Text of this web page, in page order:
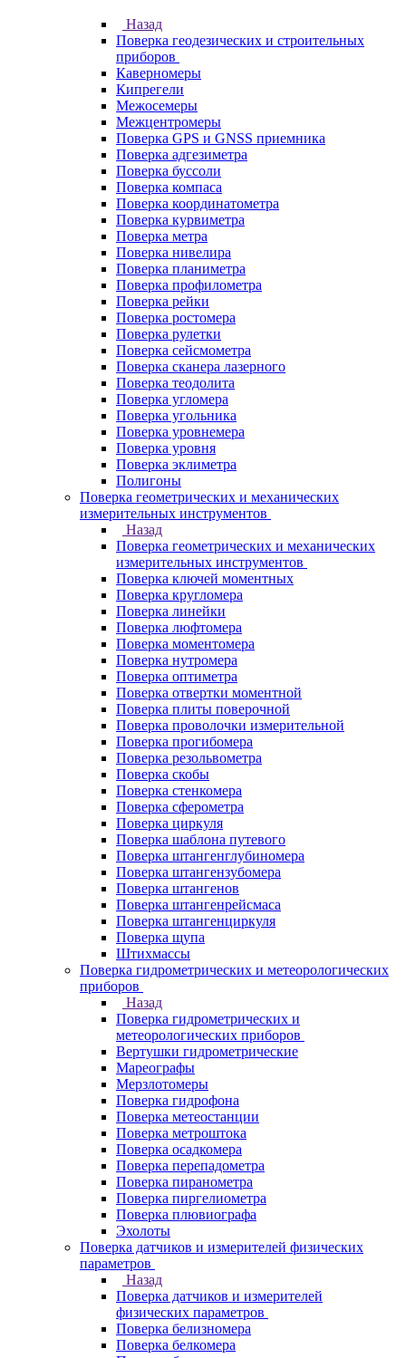
Назад
Поверка геодезических и строительных
приборов
Каверномеры
Кипрегели
Межосемеры
Межцентромеры
Поверка GPS и GNSS приемника
Поверка адгезиметра
Поверка буссоли
Поверка компаса
Поверка координатометра
Поверка курвиметра
Поверка метра
Поверка нивелира
Поверка планиметра
Поверка профилометра
Поверка рейки
Поверка ростомера
Поверка рулетки
Поверка сейсмометра
Поверка сканера лазерного
Поверка теодолита
Поверка угломера
Поверка угольника
Поверка уровнемера
Поверка уровня
Поверка эклиметра
Полигоны
Поверка геометрических и механических
измерительных инструментов
Назад
Поверка геометрических и механических
измерительных инструментов
Поверка ключей моментных
Поверка кругломера
Поверка линейки
Поверка люфтомера
Поверка моментомера
Поверка нутромера
Поверка оптиметра
Поверка отвертки моментной
Поверка плиты поверочной
Поверка проволочки измерительной
Поверка прогибомера
Поверка резольвометра
Поверка скобы
Поверка стенкомера
Поверка сферометра
Поверка циркуля
Поверка шаблона путевого
Поверка штангенглубиномера
Поверка штангензубомера
Поверка штангенов
Поверка штангенрейсмаса
Поверка штангенциркуля
Поверка щупа
Штихмассы
Поверка гидрометрических и метеорологических
приборов
Назад
Поверка гидрометрических и
метеорологических приборов
Вертушки гидрометрические
Мареографы
Мерзлотомеры
Поверка гидрофона
Поверка метеостанции
Поверка метроштока
Поверка осадкомера
Поверка перепадометра
Поверка пиранометра
Поверка пиргелиометра
Поверка плювиографа
Эхолоты
Поверка датчиков и измерителей физических
параметров
Назад
Поверка датчиков и измерителей
физических параметров
Поверка белизномера
Поверка белкомера